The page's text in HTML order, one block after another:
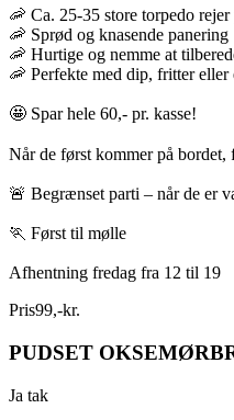
🦐 Ca. 25-35 store torpedo rejer
🦐 Sprød og knasende panering
🦐 Hurtige og nemme at
🦐 Perfekte med dip, fritter eller
🤩 Spar hele 60,- pr. kasse!
Når de først kommer på
🚨 Begrænset parti – når de er
🏃 Først til mølle
Afhentning fredag fra 12 til 19
Pris99,-kr.
PUDSET
Ja tak